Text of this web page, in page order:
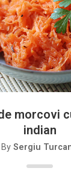
morcovi
indian
BySergiu